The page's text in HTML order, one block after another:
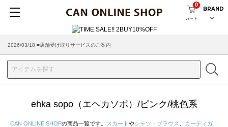
カート
0
BRAND
2026/03/18 ■店舗受け取りサービスのご案内
ehka sopo（エヘカソポ）/ピンク/桃色系
CAN ONLINE SHOPの商品一覧です。 スカート やシャツ・ブラウス
カーディガ